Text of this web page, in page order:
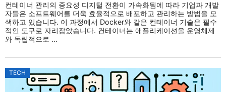
컨테이너 관리의 중요성 디지털 전환이 가속화됨에 따라 기업과 개발
자들은 소프트웨어를 더욱 효율적으로 배포하고 관리하는 방법을 모
색하고 있습니다. 이 과정에서 Docker와 같은 컨테이너 기술은 필수
적인 도구로 자리잡았습니다. 컨테이너는 애플리케이션을 운영체제
와 독립적으로 ...
TECH